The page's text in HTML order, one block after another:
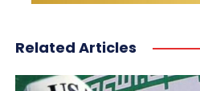
Related Articles